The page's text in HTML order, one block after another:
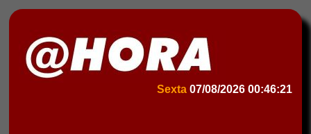
Sexta 07/08/2026 00:46:21